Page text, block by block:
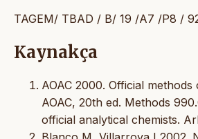
TAGEM/ TBAD / B/ 19 /A7 /P8 /
Kaynakça
AOAC 2000. Official
AOAC, 20th ed. Methods
official analytical chemists.